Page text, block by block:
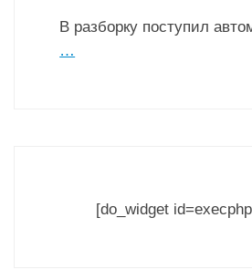
В разборку поступил
…
[do_widget